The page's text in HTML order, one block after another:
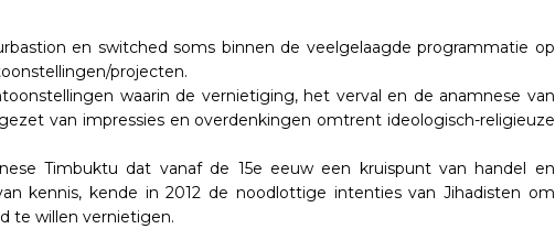
en switched soms binnen de veelgelaagde programmatie op
projecten.
waarin de vernietiging, het verval en de anamnese van
van impressies en overdenkingen omtrent ideologisch-religieuze
Timbuktu dat vanaf de 15e eeuw een kruispunt van handel en
kennis, kende in 2012 de noodlottige intenties van Jihadisten om
te willen vernietigen.